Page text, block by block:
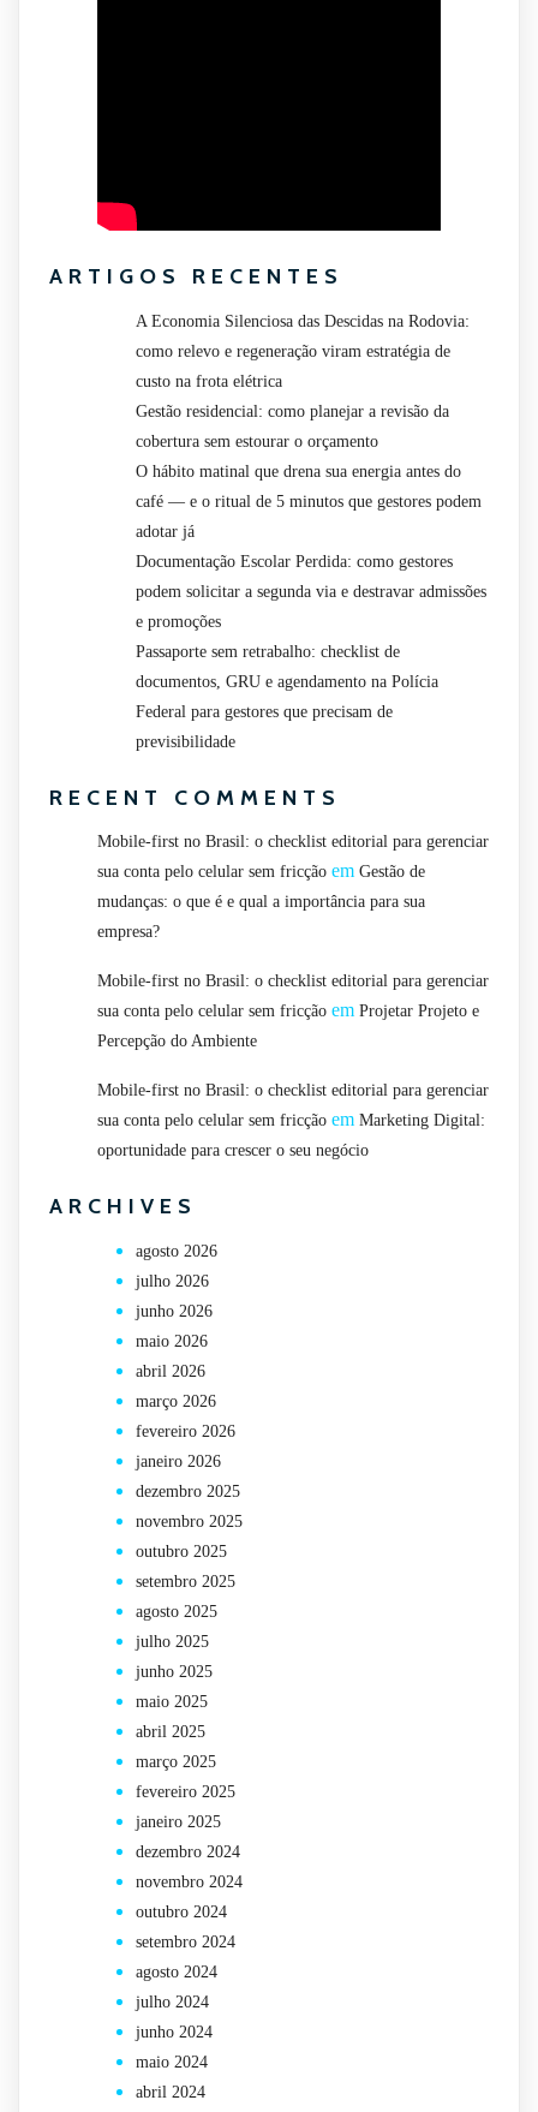
ARTIGOS RECENTES
A Economia Silenciosa das Descidas na Rodovia:
como relevo e regeneração viram estratégia de
custo na frota elétrica
Gestão residencial: como planejar a revisão da
cobertura sem estourar o orçamento
O hábito matinal que drena sua energia antes do
café — e o ritual de 5 minutos que gestores podem
adotar já
Documentação Escolar Perdida: como gestores
podem solicitar a segunda via e destravar admissões
e promoções
Passaporte sem retrabalho: checklist de
documentos, GRU e agendamento na Polícia
Federal para gestores que precisam de
previsibilidade
RECENT COMMENTS
Mobile-first no Brasil: o checklist editorial para gerenciar
sua conta pelo celular sem fricção em Gestão de
mudanças: o que é e qual a importância para sua
empresa?
Mobile-first no Brasil: o checklist editorial para gerenciar
sua conta pelo celular sem fricção em Projetar Projeto e
Percepção do Ambiente
Mobile-first no Brasil: o checklist editorial para gerenciar
sua conta pelo celular sem fricção em Marketing Digital:
oportunidade para crescer o seu negócio
ARCHIVES
agosto 2026
julho 2026
junho 2026
maio 2026
abril 2026
março 2026
fevereiro 2026
janeiro 2026
dezembro 2025
novembro 2025
outubro 2025
setembro 2025
agosto 2025
julho 2025
junho 2025
maio 2025
abril 2025
março 2025
fevereiro 2025
janeiro 2025
dezembro 2024
novembro 2024
outubro 2024
setembro 2024
agosto 2024
julho 2024
junho 2024
maio 2024
abril 2024